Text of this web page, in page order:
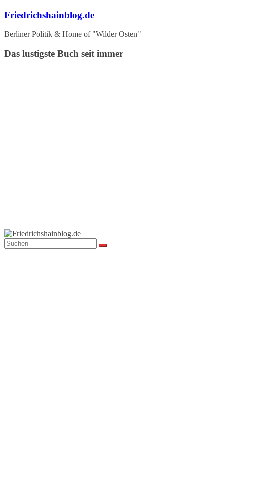
Zum
springen
Friedrichshainblog.de
Berliner Politik & Home of "Wilder Osten"
Das lustigste Buch seit immer